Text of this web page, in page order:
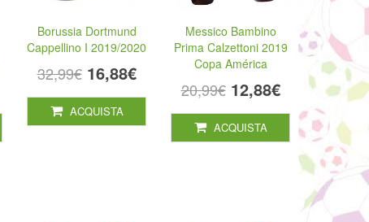
Borussia Dortmund
Cappellino I 2019/2020
32,99€ 16,88€
ACQUISTA
Messico Bambino
Prima Calzettoni 2019
Copa América
20,99€ 12,88€
ACQUISTA